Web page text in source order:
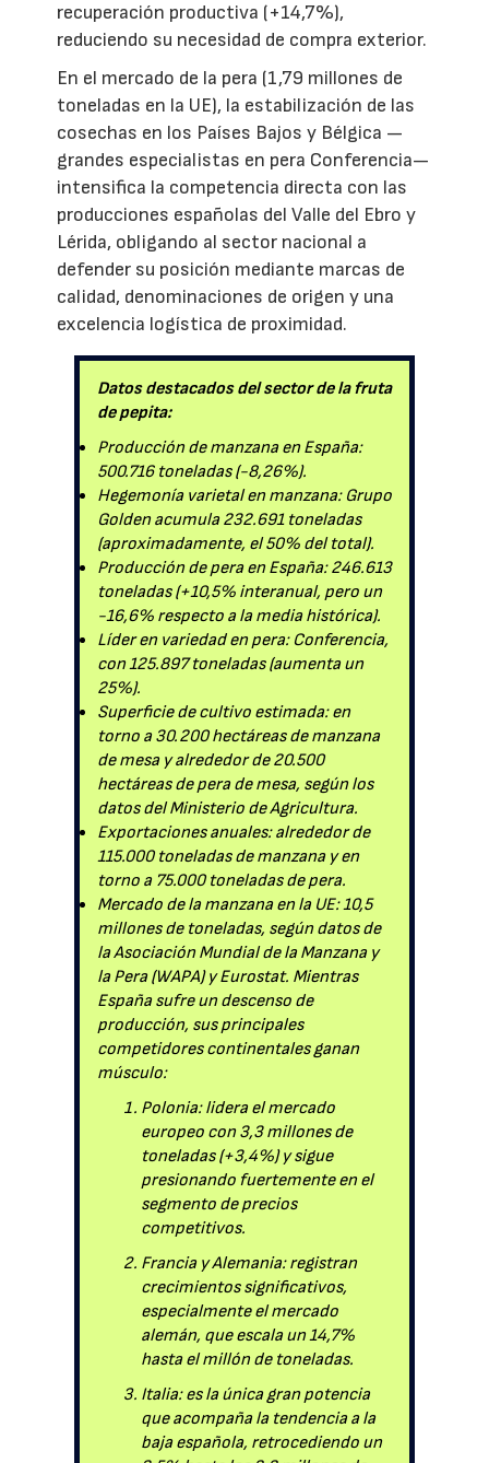
recuperación productiva (+14,7%),
reduciendo su necesidad de compra exterior.
En el mercado de la pera (1,79 millones de
toneladas en la UE), la estabilización de las
cosechas en los Países Bajos y Bélgica —
grandes especialistas en pera Conferencia—
intensifica la competencia directa con las
producciones españolas del Valle del Ebro y
Lérida, obligando al sector nacional a
defender su posición mediante marcas de
calidad, denominaciones de origen y una
excelencia logística de proximidad.
Datos destacados del sector de la fruta
de pepita:
Producción de manzana en España:
500.716 toneladas (-8,26%).
Hegemonía varietal en manzana: Grupo
Golden acumula 232.691 toneladas
(aproximadamente, el 50% del total).
Producción de pera en España: 246.613
toneladas (+10,5% interanual, pero un
-16,6% respecto a la media histórica).
Líder en variedad en pera: Conferencia,
con 125.897 toneladas (aumenta un
25%).
Superficie de cultivo estimada: en
torno a 30.200 hectáreas de manzana
de mesa y alrededor de 20.500
hectáreas de pera de mesa, según los
datos del Ministerio de Agricultura.
Exportaciones anuales: alrededor de
115.000 toneladas de manzana y en
torno a 75.000 toneladas de pera.
Mercado de la manzana en la UE: 10,5
millones de toneladas, según datos de
la Asociación Mundial de la Manzana y
la Pera (WAPA) y Eurostat. Mientras
España sufre un descenso de
producción, sus principales
competidores continentales ganan
músculo:
Polonia: lidera el mercado
europeo con 3,3 millones de
toneladas (+3,4%) y sigue
presionando fuertemente en el
segmento de precios
competitivos.
Francia y Alemania: registran
crecimientos significativos,
especialmente el mercado
alemán, que escala un 14,7%
hasta el millón de toneladas.
Italia: es la única gran potencia
que acompaña la tendencia a la
baja española, retrocediendo un